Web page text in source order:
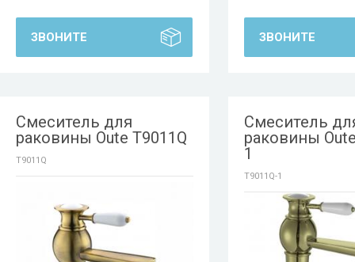
ЗВОНИТЕ ЗВОНИТЕ
Смеситель для
раковины Oute T9011Q
T9011Q
Смеситель
раковины
1
T9011Q-1